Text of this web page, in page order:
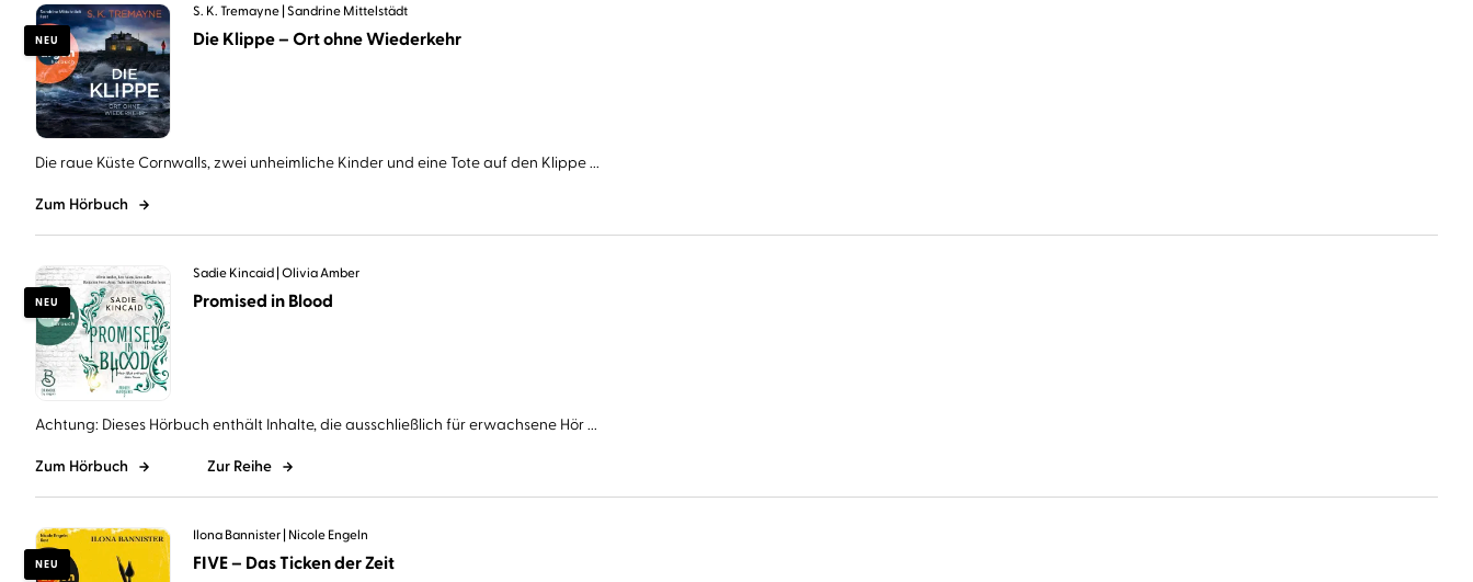
NEU
S. K. Tremayne Sandrine Mittelstädt
Die Klippe – Ort ohne Wiederkehr
Die raue Küste Cornwalls, zwei unheimliche Kinder und eine Tote auf den Klippe ...
Zum Hörbuch
NEU
Sadie Kincaid Olivia Amber
Promised in Blood
Achtung: Dieses Hörbuch enthält Inhalte, die ausschließlich für erwachsene Hör ...
Zum Hörbuch Zur Reihe
NEU
Ilona Bannister Nicole Engeln
FIVE – Das Ticken der Zeit